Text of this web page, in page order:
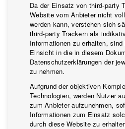
Da der Einsatz von third-party
Website vom Anbieter nicht
werden kann, verstehen sich
third-party Trackern als
Informationen zu erhalten, sind
Einsicht in die in diesem
Datenschutzerklärungen der
zu nehmen.
Aufgrund der objektiven
Technologien, werden Nutzer
zum Anbieter aufzunehmen,
Informationen zum Einsatz
durch diese Website zu